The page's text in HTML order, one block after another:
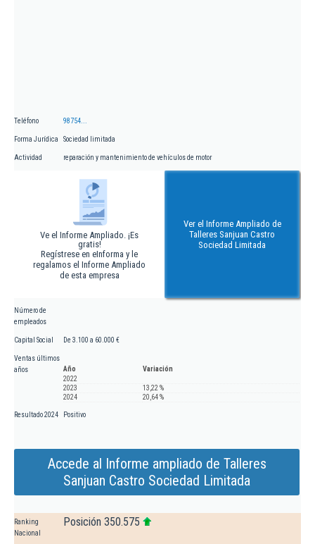
Teléfono 98754...
Forma Jurídica Sociedad limitada
Actividad reparación y mantenimiento de vehículos de motor
Ve el Informe Ampliado. ¡Es
gratis!
Regístrese en eInforma y le
regalamos el Informe Ampliado
de esta empresa
Ver el Informe Ampliado de
Talleres Sanjuan Castro
Sociedad Limitada
Número de
empleados
Capital Social De 3.100 a 60.000 €
Ventas últimos
años
Año
Variación
2022
2023
13,22 %
2024
20,64 %
Resultado 2024 Positivo
Accede al Informe ampliado de Talleres
Sanjuan Castro Sociedad Limitada
Ranking
Nacional
Posición 350.575